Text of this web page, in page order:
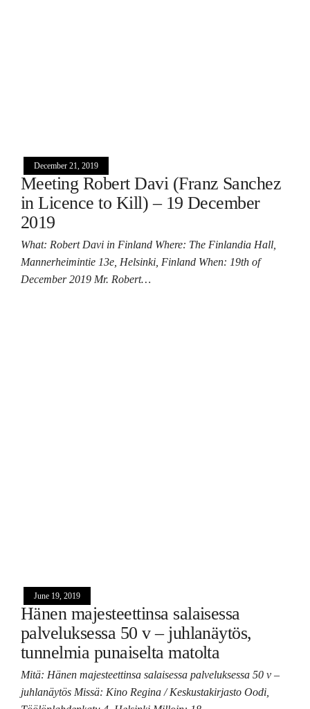
December 21, 2019
Meeting Robert Davi (Franz Sanchez
in Licence to Kill) – 19 December
2019
What: Robert Davi in Finland Where: The Finlandia Hall,
Mannerheimintie 13e, Helsinki, Finland When: 19th of
December 2019 Mr. Robert…
June 19, 2019
Hänen majesteettinsa salaisessa
palveluksessa 50 v – juhlanäytös,
tunnelmia punaiselta matolta
Mitä: Hänen majesteettinsa salaisessa palveluksessa 50 v –
juhlanäytös Missä: Kino Regina / Keskustakirjasto Oodi,